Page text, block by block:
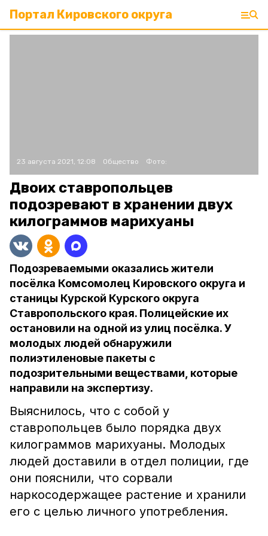
Портал Кировского округа
23 августа 2021, 12:08 Общество Фото:
Двоих ставропольцев
подозревают в хранении двух
килограммов марихуаны
Подозреваемыми оказались жители
посёлка Комсомолец Кировского округа и
станицы Курской Курского округа
Ставропольского края. Полицейские их
остановили на одной из улиц посёлка. У
молодых людей обнаружили
полиэтиленовые пакеты с
подозрительными веществами, которые
направили на экспертизу.
Выяснилось, что с собой у
ставропольцев было порядка двух
килограммов марихуаны. Молодых
людей доставили в отдел полиции, где
они пояснили, что сорвали
наркосодержащее растение и хранили
его с целью личного употребления.